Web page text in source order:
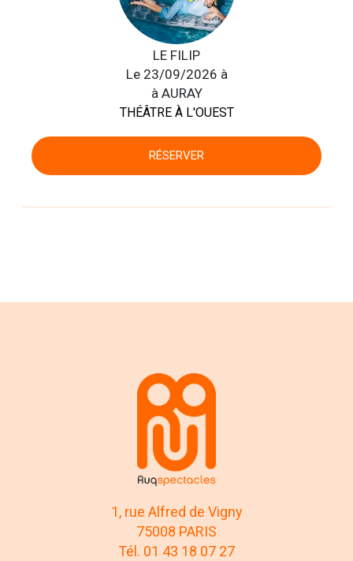
LE FILIP
Le 23/09/2026 à
à AURAY
THÉÂTRE À L'OUEST
RÉSERVER
1, rue Alfred de Vigny
75008 PARIS
Tél. 01 43 18 07 27